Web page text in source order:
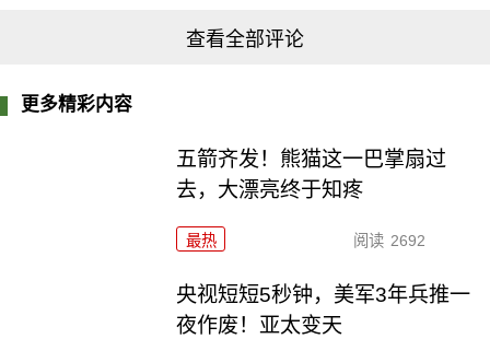
查看全部评论
更多精彩内容
五箭齐发！熊猫这一巴掌扇过
去，大漂亮终于知疼
最热 阅读 2692
央视短短5秒钟，美军3年兵推一
夜作废！亚太变天